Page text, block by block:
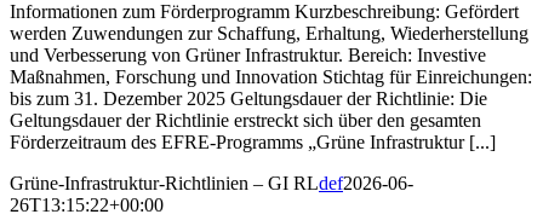
Informationen zum Förderprogramm Kurzbeschreibung: Gefördert
werden Zuwendungen zur Schaffung, Erhaltung, Wiederherstellung
und Verbesserung von Grüner Infrastruktur. Bereich: Investive
Maßnahmen, Forschung und Innovation Stichtag für Einreichungen:
bis zum 31. Dezember 2025 Geltungsdauer der Richtlinie: Die
Geltungsdauer der Richtlinie erstreckt sich über den gesamten
Förderzeitraum des EFRE-Programms „Grüne Infrastruktur [...]
Grüne-Infrastruktur-Richtlinien – GI RLdef2026-06-
26T13:15:22+00:00